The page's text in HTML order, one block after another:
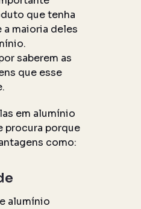
que tenha
a maioria deles
saberem as
que esse
em alumínio
procura porque
como:
alumínio